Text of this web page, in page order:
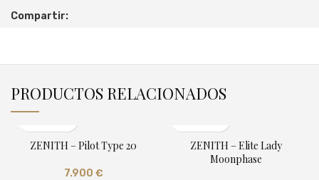
Compartir:
PRODUCTOS RELACIONADOS
ZENITH – Pilot Type 20
7.900 €
ZENITH – Elite Lady
Moonphase